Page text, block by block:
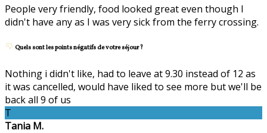
People very friendly, food looked great even though I
didn't have any as I was very sick from the ferry crossing.
Quels sont les points négatifs de votre séjour ?
Nothing i didn't like, had to leave at 9.30 instead of 12 as
it was cancelled, would have liked to see more but we'll be
back all 9 of us
T
Tania M.